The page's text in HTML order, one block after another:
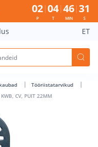
- Bauhof has loaded
02
P
04
T
46
MIN
30
S
ET
Tööriistatarvikud
KWB, CV, PUIT 22MM